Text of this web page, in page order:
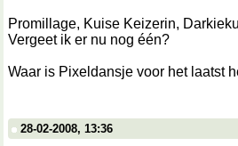
Promillage, Kuise Keizerin,
Vergeet ik er nu nog één?
Waar is Pixeldansje voor het laatst
28-02-2008, 13:36